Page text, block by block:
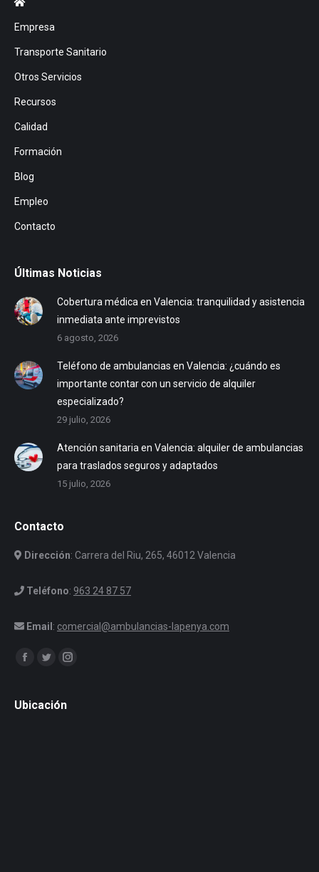
Empresa
Transporte Sanitario
Otros Servicios
Recursos
Calidad
Formación
Blog
Empleo
Contacto
Últimas Noticias
Cobertura médica en Valencia: tranquilidad y asistencia
inmediata ante imprevistos
6 agosto, 2026
Teléfono de ambulancias en Valencia: ¿cuándo es
importante contar con un servicio de alquiler
especializado?
29 julio, 2026
Atención sanitaria en Valencia: alquiler de ambulancias
para traslados seguros y adaptados
15 julio, 2026
Contacto
Dirección: Carrera del Riu, 265, 46012 Valencia
Teléfono: 963 24 87 57
Email : comercial@ambulancias-lapenya.com
Encuéntranos en:
Facebook
TwitterInstagram
Ubicación